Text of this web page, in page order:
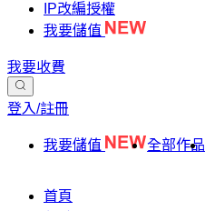
IP改編授權
我要儲值
我要收費
登入/註冊
我要儲值 全部作品
首頁